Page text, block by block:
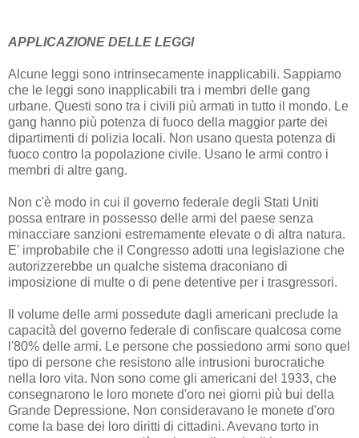
APPLICAZIONE DELLE LEGGI
Alcune leggi sono intrinsecamente inapplicabili. Sappiamo
che le leggi sono inapplicabili tra i membri delle gang
urbane. Questi sono tra i civili più armati in tutto il mondo. Le
gang hanno più potenza di fuoco della maggior parte dei
dipartimenti di polizia locali. Non usano questa potenza di
fuoco contro la popolazione civile. Usano le armi contro i
membri di altre gang.
Non c'è modo in cui il governo federale degli Stati Uniti
possa entrare in possesso delle armi del paese senza
minacciare sanzioni estremamente elevate o di altra natura.
E' improbabile che il Congresso adotti una legislazione che
autorizzerebbe un qualche sistema draconiano di
imposizione di multe o di pene detentive per i trasgressori.
Il volume delle armi possedute dagli americani preclude la
capacità del governo federale di confiscare qualcosa come
l'80% delle armi. Le persone che possiedono armi sono quel
tipo di persone che resistono alle intrusioni burocratiche
nella loro vita. Non sono come gli americani del 1933, che
consegnarono le loro monete d'oro nei giorni più bui della
Grande Depressione. Non consideravano le monete d'oro
come la base dei loro diritti di cittadini. Avevano torto in